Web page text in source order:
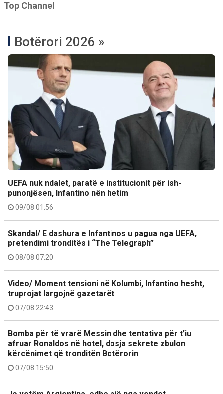
Top Channel
Botërori 2026 »
UEFA nuk ndalet, paratë e institucionit për ish-
punonjësen, Infantino nën hetim
09/08 01:56
Skandal/ E dashura e Infantinos u pagua nga UEFA,
pretendimi tronditës i “The Telegraph”
08/08 07:20
Video/ Moment tensioni në Kolumbi, Infantino hesht,
truprojat largojnë gazetarët
07/08 22:43
Bomba për të vrarë Messin dhe tentativa për t’iu
afruar Ronaldos në hotel, dosja sekrete zbulon
kërcënimet që tronditën Botërorin
07/08 15:50